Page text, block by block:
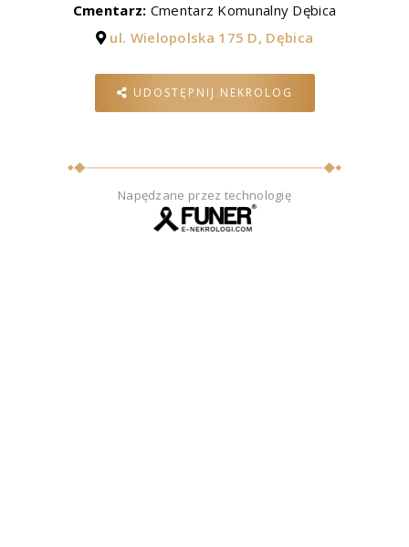
Cmentarz: Cmentarz Komunalny Dębica
ul. Wielopolska 175 D, Dębica
UDOSTĘPNIJ NEKROLOG
Napędzane przez technologię